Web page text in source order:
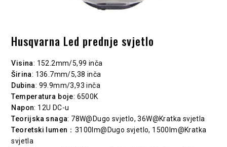
Husqvarna Led prednje svjetlo
Visina: 152.2mm/5,99 inča
Širina: 136.7mm/5,38 inča
Dubina: 99.9mm/3,93 inča
Temperatura boje: 6500K
Napon: 12U DC-u
Teorijska snaga: 78W@Dugo svjetlo, 36W@Kratka svjetla
Teoretski lumen ：3100lm@Dugo svjetlo, 1500lm@Kratka
svjetla